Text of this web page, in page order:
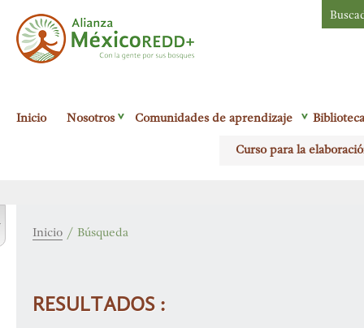
Inicio Nosotros Comunidades de aprendizaje Biblioteca
Curso para la
Inicio / Búsqueda
RESULTADOS :